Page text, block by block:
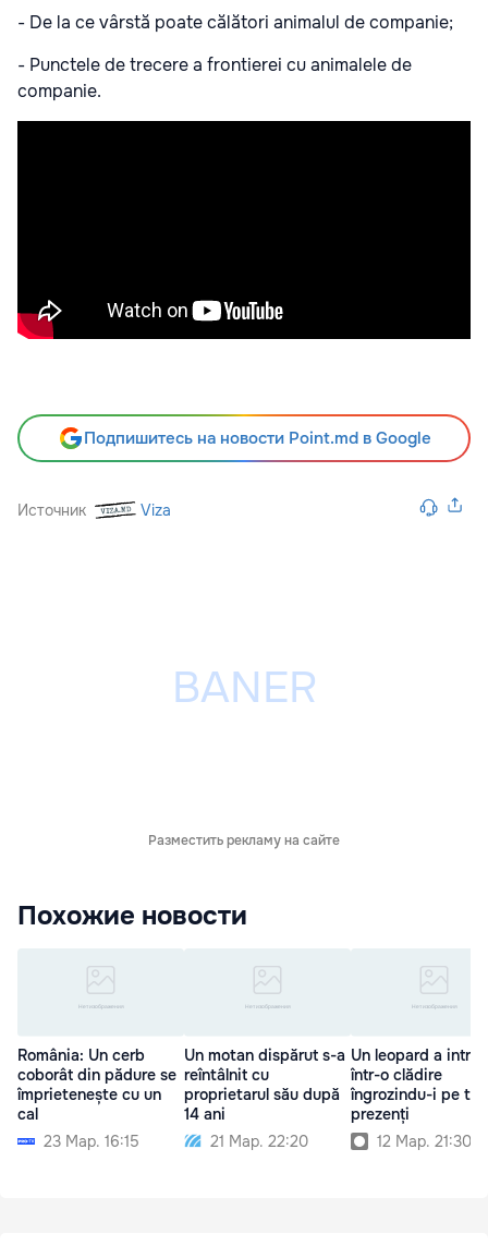
- De la ce vârstă poate călători animalul de companie;
- Punctele de trecere a frontierei cu animalele de
companie.
Подпишитесь на новости Point.md в Google
Источник Viza
Разместить рекламу на сайте
Похожие новости
România: Un cerb
coborât din pădure se
împrietenește cu un
cal
23 Мар. 16:15
Un motan dispărut s-a
reîntâlnit cu
proprietarul său după
14 ani
21 Мар. 22:20
Un leopard a intrat
într-o clădire
îngrozindu-i pe
prezenți
12 Мар. 21:30